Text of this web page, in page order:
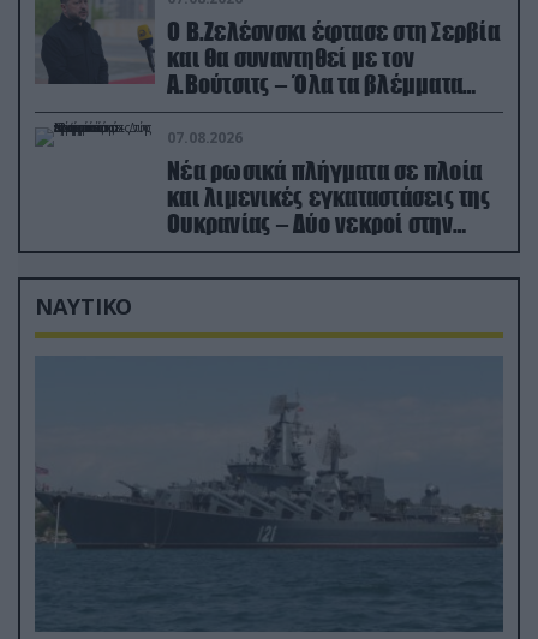
Ο Β.Ζελέσνσκι έφτασε στη Σερβία
και θα συναντηθεί με τον
Α.Βούτσιτς – Όλα τα βλέμματα
στις σχέσεις με τη Ρωσία
07.08.2026
Νέα ρωσικά πλήγματα σε πλοία
και λιμενικές εγκαταστάσεις της
Ουκρανίας – Δύο νεκροί στην
Κριμαία
ΝΑΥΤΙΚΟ